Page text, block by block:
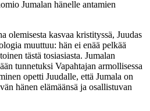
Jumalan hänelle antamien
olemisesta kasvaa kristityssä, Juudas
muuttuu: hän ei enää pelkää
tästä tosiasiasta. Jumalan
tunnetuksi Vapahtajan armollisessa
opetti Juudalle, että Jumala on
hänen elämäänsä ja osallistuvan